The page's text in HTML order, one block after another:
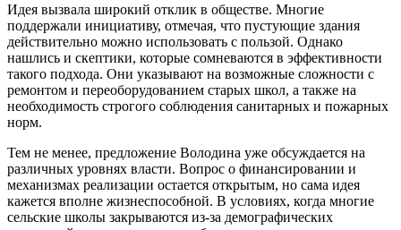
Идея вызвала широкий отклик в обществе. Многие
поддержали инициативу, отмечая, что пустующие здания
действительно можно использовать с пользой. Однако
нашлись и скептики, которые сомневаются в эффективности
такого подхода. Они указывают на возможные сложности с
ремонтом и переоборудованием старых школ, а также на
необходимость строгого соблюдения санитарных и пожарных
норм.
Тем не менее, предложение Володина уже обсуждается на
различных уровнях власти. Вопрос о финансировании и
механизмах реализации остается открытым, но сама идея
кажется вполне жизнеспособной. В условиях, когда многие
сельские школы закрываются из-за демографических